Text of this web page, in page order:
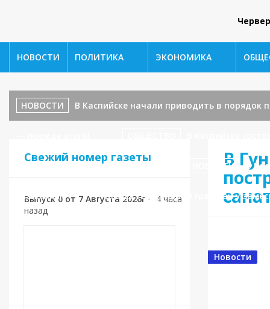
НОВОСТИ ПОЛИТИКА ЭКОНОМИКА
НОВОСТИ В Каспийске начали приводить в
ул. Ленина, 17 — завершаются! НОВОСТИ В
уважения!» ОБЩЕСТВО Приём граждан у
Свежий номер газеты
Выпуск 0 от 7 Августа 2026г • 4 часа
назад
В
Новости